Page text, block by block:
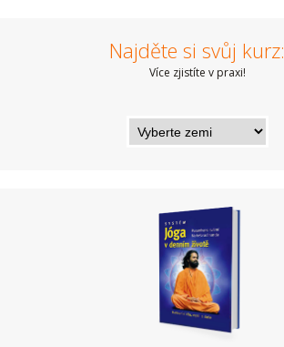
Najděte si svůj kurz:
Více zjistíte v praxi!